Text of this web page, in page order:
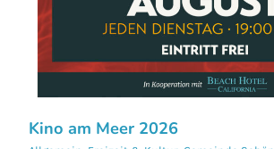
Kino am Meer 2026